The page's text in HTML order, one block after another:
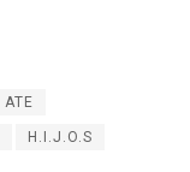
ATE
H.I.J.O.S